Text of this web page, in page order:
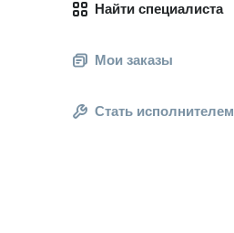
Найти специалиста
Мои заказы
Стать исполнителем